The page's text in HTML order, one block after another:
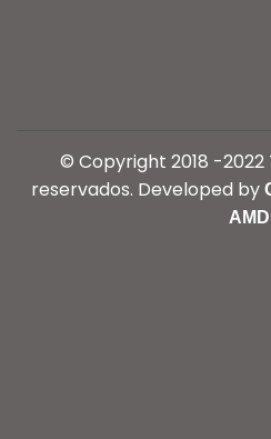
© Copyright 2018 -
reservados. Developed by
AMD